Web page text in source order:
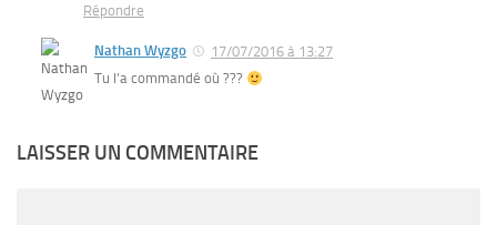
Répondre
Nathan Wyzgo
17/07/2016 à 13:27
Tu l’a commandé où ???
LAISSER UN COMMENTAIRE